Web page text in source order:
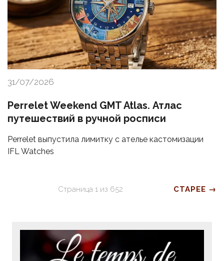
31/07/2026
Perrelet Weekend GMT Atlas. Атлас
путешествий в ручной росписи
Perrelet выпустила лимитку с ателье кастомизации
IFL Watches
Страница 1 из 652 СТАРЕЕ →